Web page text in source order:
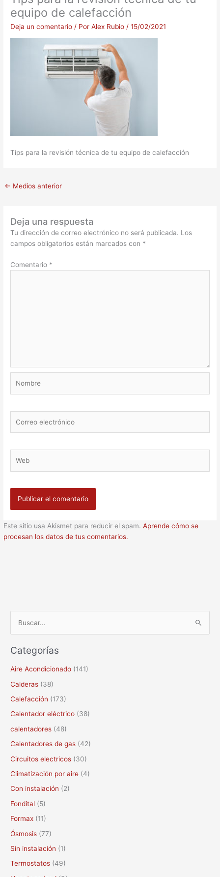
equipo de calefacción
Deja un comentario / PorAlex Rubio /15/02/2021
Tips para la revisión técnica de tu equipo de calefacción
← Medios anterior
Deja una respuesta
Tu dirección de correo electrónico no será publicada. Los
campos obligatorios están marcados con *
Comentario *
electrónico
Este sitio usa Akismet para reducir el spam.Aprende cómo se
procesan los datos de tus comentarios.
s
o
r
:
Categorías
Aire Acondicionado (141)
Calderas (38)
Calefacción (173)
Calentador eléctrico (38)
calentadores (48)
Calentadores de gas (42)
Circuitos electricos (30)
Climatización por aire (4)
Con instalación (2)
Fondital (5)
Formax (11)
Ósmosis (77)
Sin instalación (1)
Termostatos (49)